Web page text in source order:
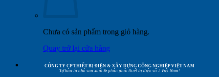
Chưa có sản phẩm trong giỏ hàng.
Quay trở lại cửa hàng
CÔNG TY CP THIẾT BỊ ĐIỆN & XÂY DỰNG CÔNG NGHIỆP VIỆT NAM
Tự hào là nhà sản xuất & phân phối thiết bị điện số 1 Việt Nam!